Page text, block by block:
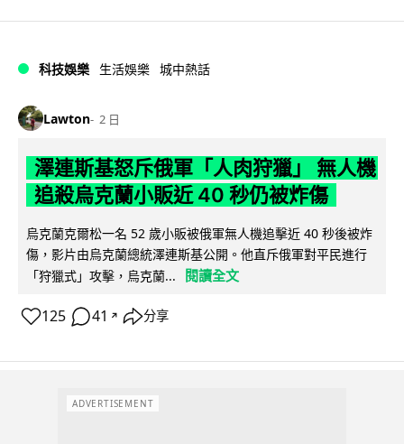
科技娛樂 生活娛樂 城中熱話
Lawton 2 日
澤連斯基怒斥俄軍「人肉狩獵」 無人機
追殺烏克蘭小販近 40 秒仍被炸傷
烏克蘭克爾松一名 52 歲小販被俄軍無人機追擊近 40 秒後被炸
傷，影片由烏克蘭總統澤連斯基公開。他直斥俄軍對平民進行
「狩獵式」攻擊，烏克蘭...
閱讀全文
125 41 ↗ 分享
ADVERTISEMENT